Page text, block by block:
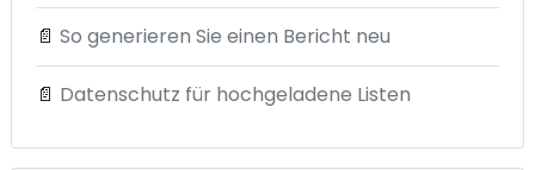
📄 So generieren Sie einen Bericht neu
📄 Datenschutz für hochgeladene Listen